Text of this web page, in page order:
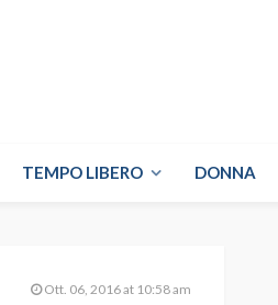
TEMPO LIBERO DONNA
Ott. 06, 2016 at 10:58 am